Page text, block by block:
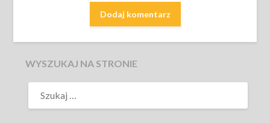
WYSZUKAJ NA STRONIE